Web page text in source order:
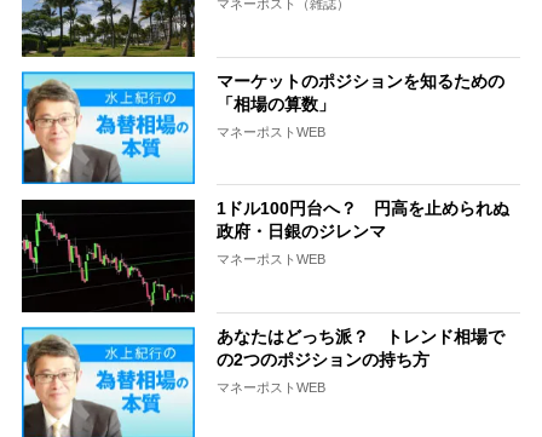
マネーポスト（雑誌）
マーケットのポジションを知るための
「相場の算数」
マネーポストWEB
1ドル100円台へ？ 円高を止められぬ
政府・日銀のジレンマ
マネーポストWEB
あなたはどっち派？ トレンド相場で
の2つのポジションの持ち方
マネーポストWEB